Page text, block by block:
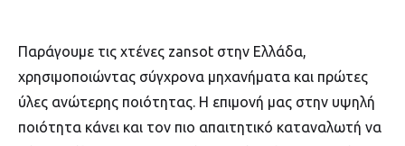
Παράγουμε τις χτένες zansot στην Ελλάδα,
χρησιμοποιώντας σύγχρονα μηχανήματα και πρώτες
ύλες ανώτερης ποιότητας. Η επιμονή μας στην υψηλή
ποιότητα κάνει και τον πιο απαιτητικό καταναλωτή να